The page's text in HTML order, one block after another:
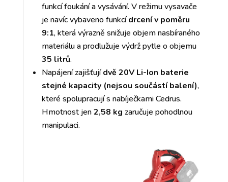
funkcí foukání a vysávání. V režimu vysavače
je navíc vybaveno funkcídrcení v poměru
9:1, která výrazně snižuje objem nasbíraného
materiálu a prodlužuje výdrž pytle o objemu
35 litrů.
Napájení zajišťujídvě 20V Li-Ion baterie
stejné kapacity (nejsou součástí balení),
které spolupracují s nabíječkami Cedrus.
Hmotnost jen2,58 kg zaručuje pohodlnou
manipulaci.